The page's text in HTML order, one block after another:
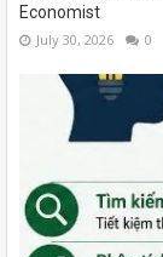
Economist
July 30, 2026 0